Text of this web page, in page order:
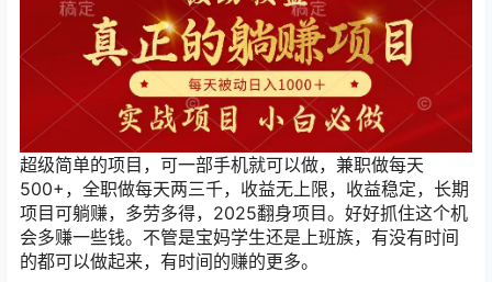
超级简单的项目，可一部手机就可以做，兼职做每天
500+，全职做每天两三千，收益无上限，收益稳定，长期
项目可躺赚，多劳多得，2025翻身项目。好好抓住这个机
会多赚一些钱。不管是宝妈学生还是上班族，有没有时间
的都可以做起来，有时间的赚的更多。